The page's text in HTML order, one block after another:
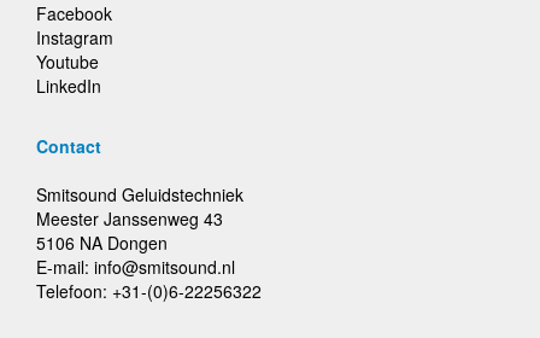
Facebook
Instagram
Youtube
LinkedIn
Contact
Smitsound Geluidstechniek
Meester Janssenweg 43
5106 NA Dongen
E-mail: info@smitsound.nl
Telefoon: +31-(0)6-22256322